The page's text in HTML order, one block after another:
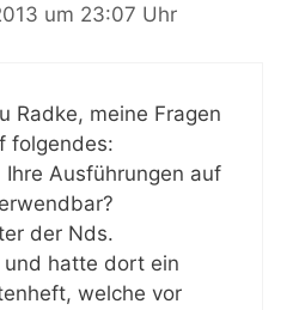
um 23:07 Uhr
Radke, meine Fragen
folgendes:
Ihre Ausführungen auf
der Nds.
hatte dort ein
welche vor